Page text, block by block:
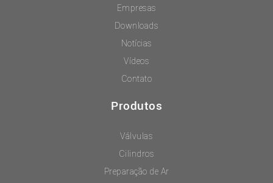
Empresas
Downloads
Notícias
Vídeos
Contato
Produtos
Válvulas
Cilindros
Preparação de Ar